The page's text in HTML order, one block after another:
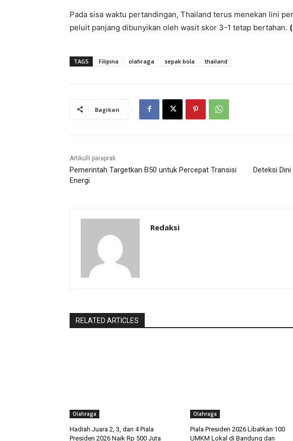
Pada sisa waktu pertandingan, Thailand terus menekan lini
peluit panjang dibunyikan oleh wasit skor 3-1 tetap bertahan.
TAGS Filipina olahraga sepak bola thailand
Bagikan
Artikulli paraprak
Pemerintah Targetkan B50 untuk Percepat Transisi
Energi
Deteksi
Redaksi
RELATED ARTICLES
Olahraga
Hadiah Juara 2, 3, dan 4 Piala
Presiden 2026 Naik Rp 500 Juta
Olahraga
Piala Presiden 2026 Libatkan 100
UMKM Lokal di Bandung dan